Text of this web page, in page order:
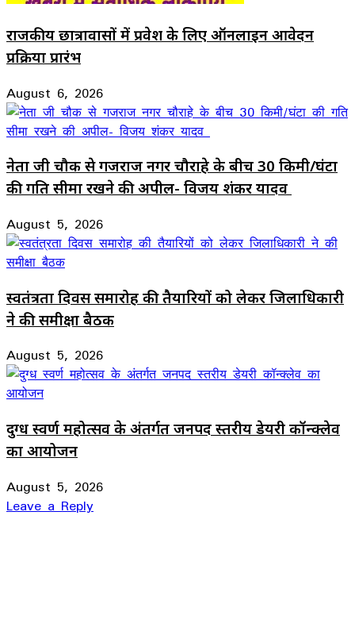
राजकीय छात्रावासों में प्रवेश के लिए ऑनलाइन आवेदन
प्रक्रिया प्रारंभ
August 6, 2026
नेता जी चौक से गजराज नगर चौराहे के बीच 30 किमी/घंटा
की गति सीमा रखने की अपील- विजय शंकर यादव
August 5, 2026
स्वतंत्रता दिवस समारोह की तैयारियों को लेकर जिलाधिकारी
ने की समीक्षा बैठक
August 5, 2026
दुग्ध स्वर्ण महोत्सव के अंतर्गत जनपद स्तरीय डेयरी कॉन्क्लेव
का आयोजन
August 5, 2026
Leave a Reply